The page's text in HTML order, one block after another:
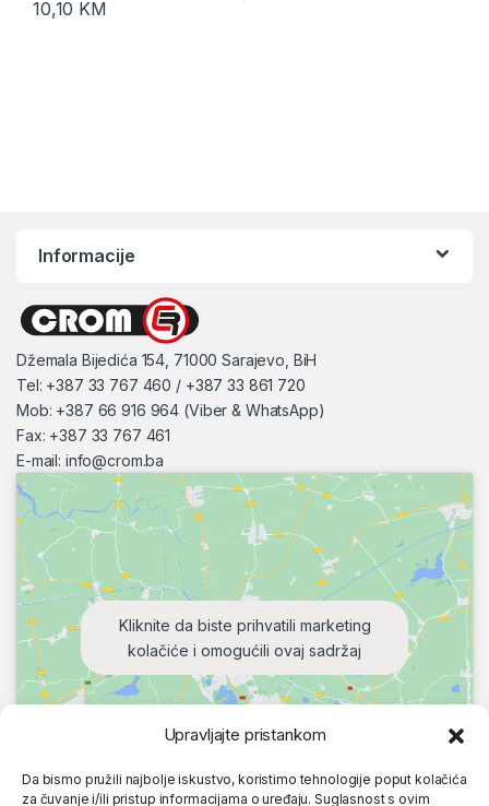
Upravljajte pristankom
Da bismo pružili najbolje iskustvo, koristimo tehnologije poput kolačića
za čuvanje i/ili pristup informacijama o uređaju. Suglasnost s ovim
10,10 KM
Informacije
Džemala Bijedića 154, 71000 Sarajevo, BiH
Tel: +387 33 767 460 / +387 33 861 720
Mob: +387 66 916 964 (Viber & WhatsApp)
Fax: +387 33 767 461
E-mail: info@crom.ba
Kliknite da biste prihvatili marketing
kolačiće i omogućili ovaj sadržaj